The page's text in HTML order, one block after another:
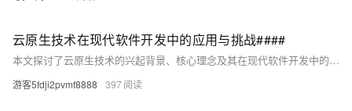
云原生技术在现代软件开发中的应用与挑战####
本文探讨了云原生技术的兴起背景、核心理念及其在现代软件开发中的广泛应用。通过具体案例分析，揭示了云原生架构如何促进企业数字化转型，并指出了在实施过程中面临的主要挑战及应对策略。 ####
游客5fdji2pvmf8888 397